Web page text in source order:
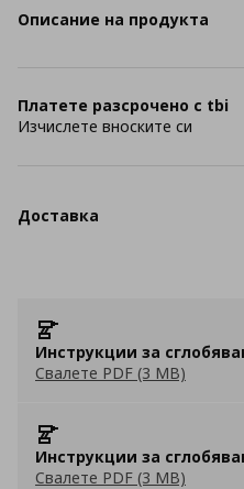
Описание на продукта
Платете разсрочено с tbi
Изчислете вноските си
Доставка
Инструкции за
Свалете PDF (3 MB)
Инструкции за
Свалете PDF (3 MB)